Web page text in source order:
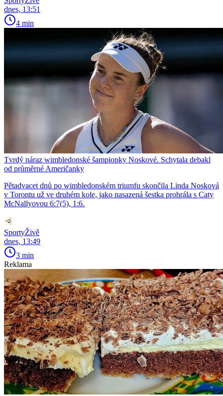
dnes, 13:51
4 min
Tvrdý náraz wimbledonské šampionky Noskové. Schytala debakl
od průměrné Američanky
Pětadvacet dnů po wimbledonském triumfu skončila Linda Nosková
v Torontu už ve druhém kole, jako nasazená šestka prohrála s Caty
McNallyovou 6:7(5), 1:6.
SportyŽivě
dnes, 13:49
3 min
Reklama